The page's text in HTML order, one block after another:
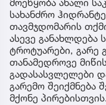
მოეწყობა ახალი
სახანძრო
თავმჯდომარის
ასევე განახლდება
ტროტუარები, გარე
თანამედროვე
გადასასვლელები
გარემო
მქონე